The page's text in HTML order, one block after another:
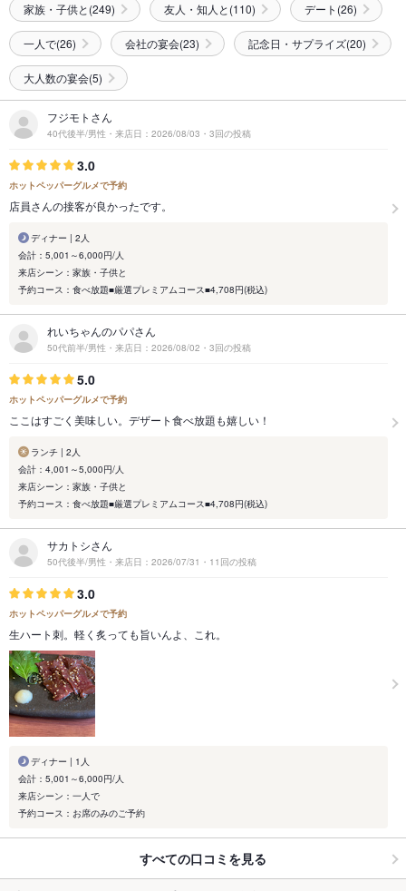
家族・子供と(249) 友人・知人と(110) デート(26)
一人で(26) 会社の宴会(23) 記念日・サプライズ(20)
大人数の宴会(5)
フジモトさん
40代後半/男性・来店日：2026/08/03・3回の投稿
3.0
ホットペッパーグルメで予約
店員さんの接客が良かったです。
ディナー | 2人
会計：5,001～6,000円/人
来店シーン：家族・子供と
予約コース：食べ放題■厳選プレミアムコース■4,708円(税込)
れいちゃんのパパさん
50代前半/男性・来店日：2026/08/02・3回の投稿
5.0
ホットペッパーグルメで予約
ここはすごく美味しい。デザート食べ放題も嬉しい！
ランチ | 2人
会計：4,001～5,000円/人
来店シーン：家族・子供と
予約コース：食べ放題■厳選プレミアムコース■4,708円(税込)
サカトシさん
50代後半/男性・来店日：2026/07/31・11回の投稿
3.0
ホットペッパーグルメで予約
生ハート刺。軽く炙っても旨いんよ、これ。
ディナー | 1人
会計：5,001～6,000円/人
来店シーン：一人で
予約コース：お席のみのご予約
すべての口コミを見る